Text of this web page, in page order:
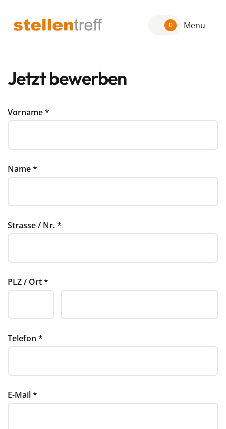
0 Menu
Jetzt bewerben
Vorname*
Name*
Strasse / Nr.*
PLZ / Ort*
Telefon *
E-Mail*